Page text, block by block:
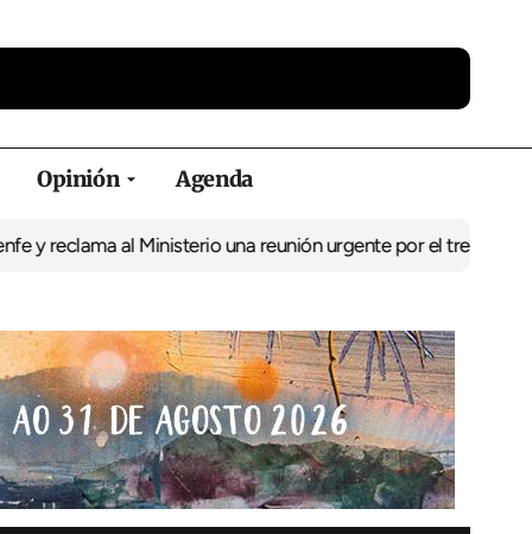
Opinión Agenda
al Ministerio una reunión urgente por el trenEl BNG exige la